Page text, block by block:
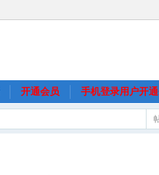
开通会员 手机登录用户开